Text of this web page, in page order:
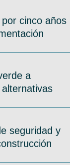
cinco años
a
seguridad y